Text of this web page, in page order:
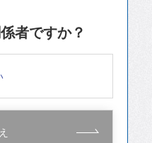
者ですか？